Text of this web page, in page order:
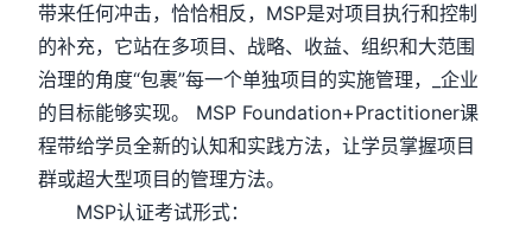
带来任何冲击，恰恰相反，MSP是对项目执行和控制
的补充，它站在多项目、战略、收益、组织和大范围
治理的角度“包裹”每一个单独项目的实施管理，_企业
的目标能够实现。 MSP Foundation+Practitioner课
程带给学员全新的认知和实践方法，让学员掌握项目
群或超大型项目的管理方法。
MSP认证考试形式：